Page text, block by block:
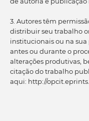
3. Autores têm
distribuir seu trabalho
institucionais ou na
antes ou durante o
alterações produtivas,
citação do trabalho
aqui: http://